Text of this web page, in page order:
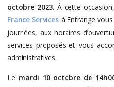
octobre 2023. À cette
France Services à Entrange
journées, aux horaires
services proposés et vous
administratives.
Le mardi 10 octobre de